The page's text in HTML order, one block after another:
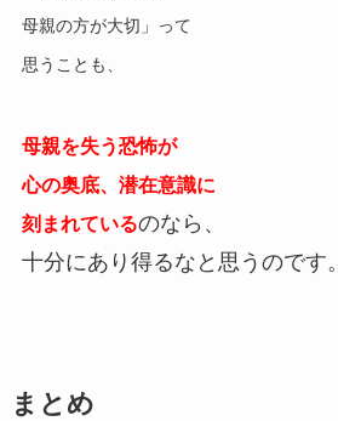
母親の方が大切」って
思うことも、
母親を失う恐怖が
心の奥底、潜在意識に
刻まれているのなら、
十分にあり得るなと思うのです。
まとめ